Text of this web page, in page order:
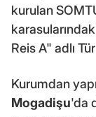
kurulan
Reis A" adlı
Kurumdan
Mogadişu'da